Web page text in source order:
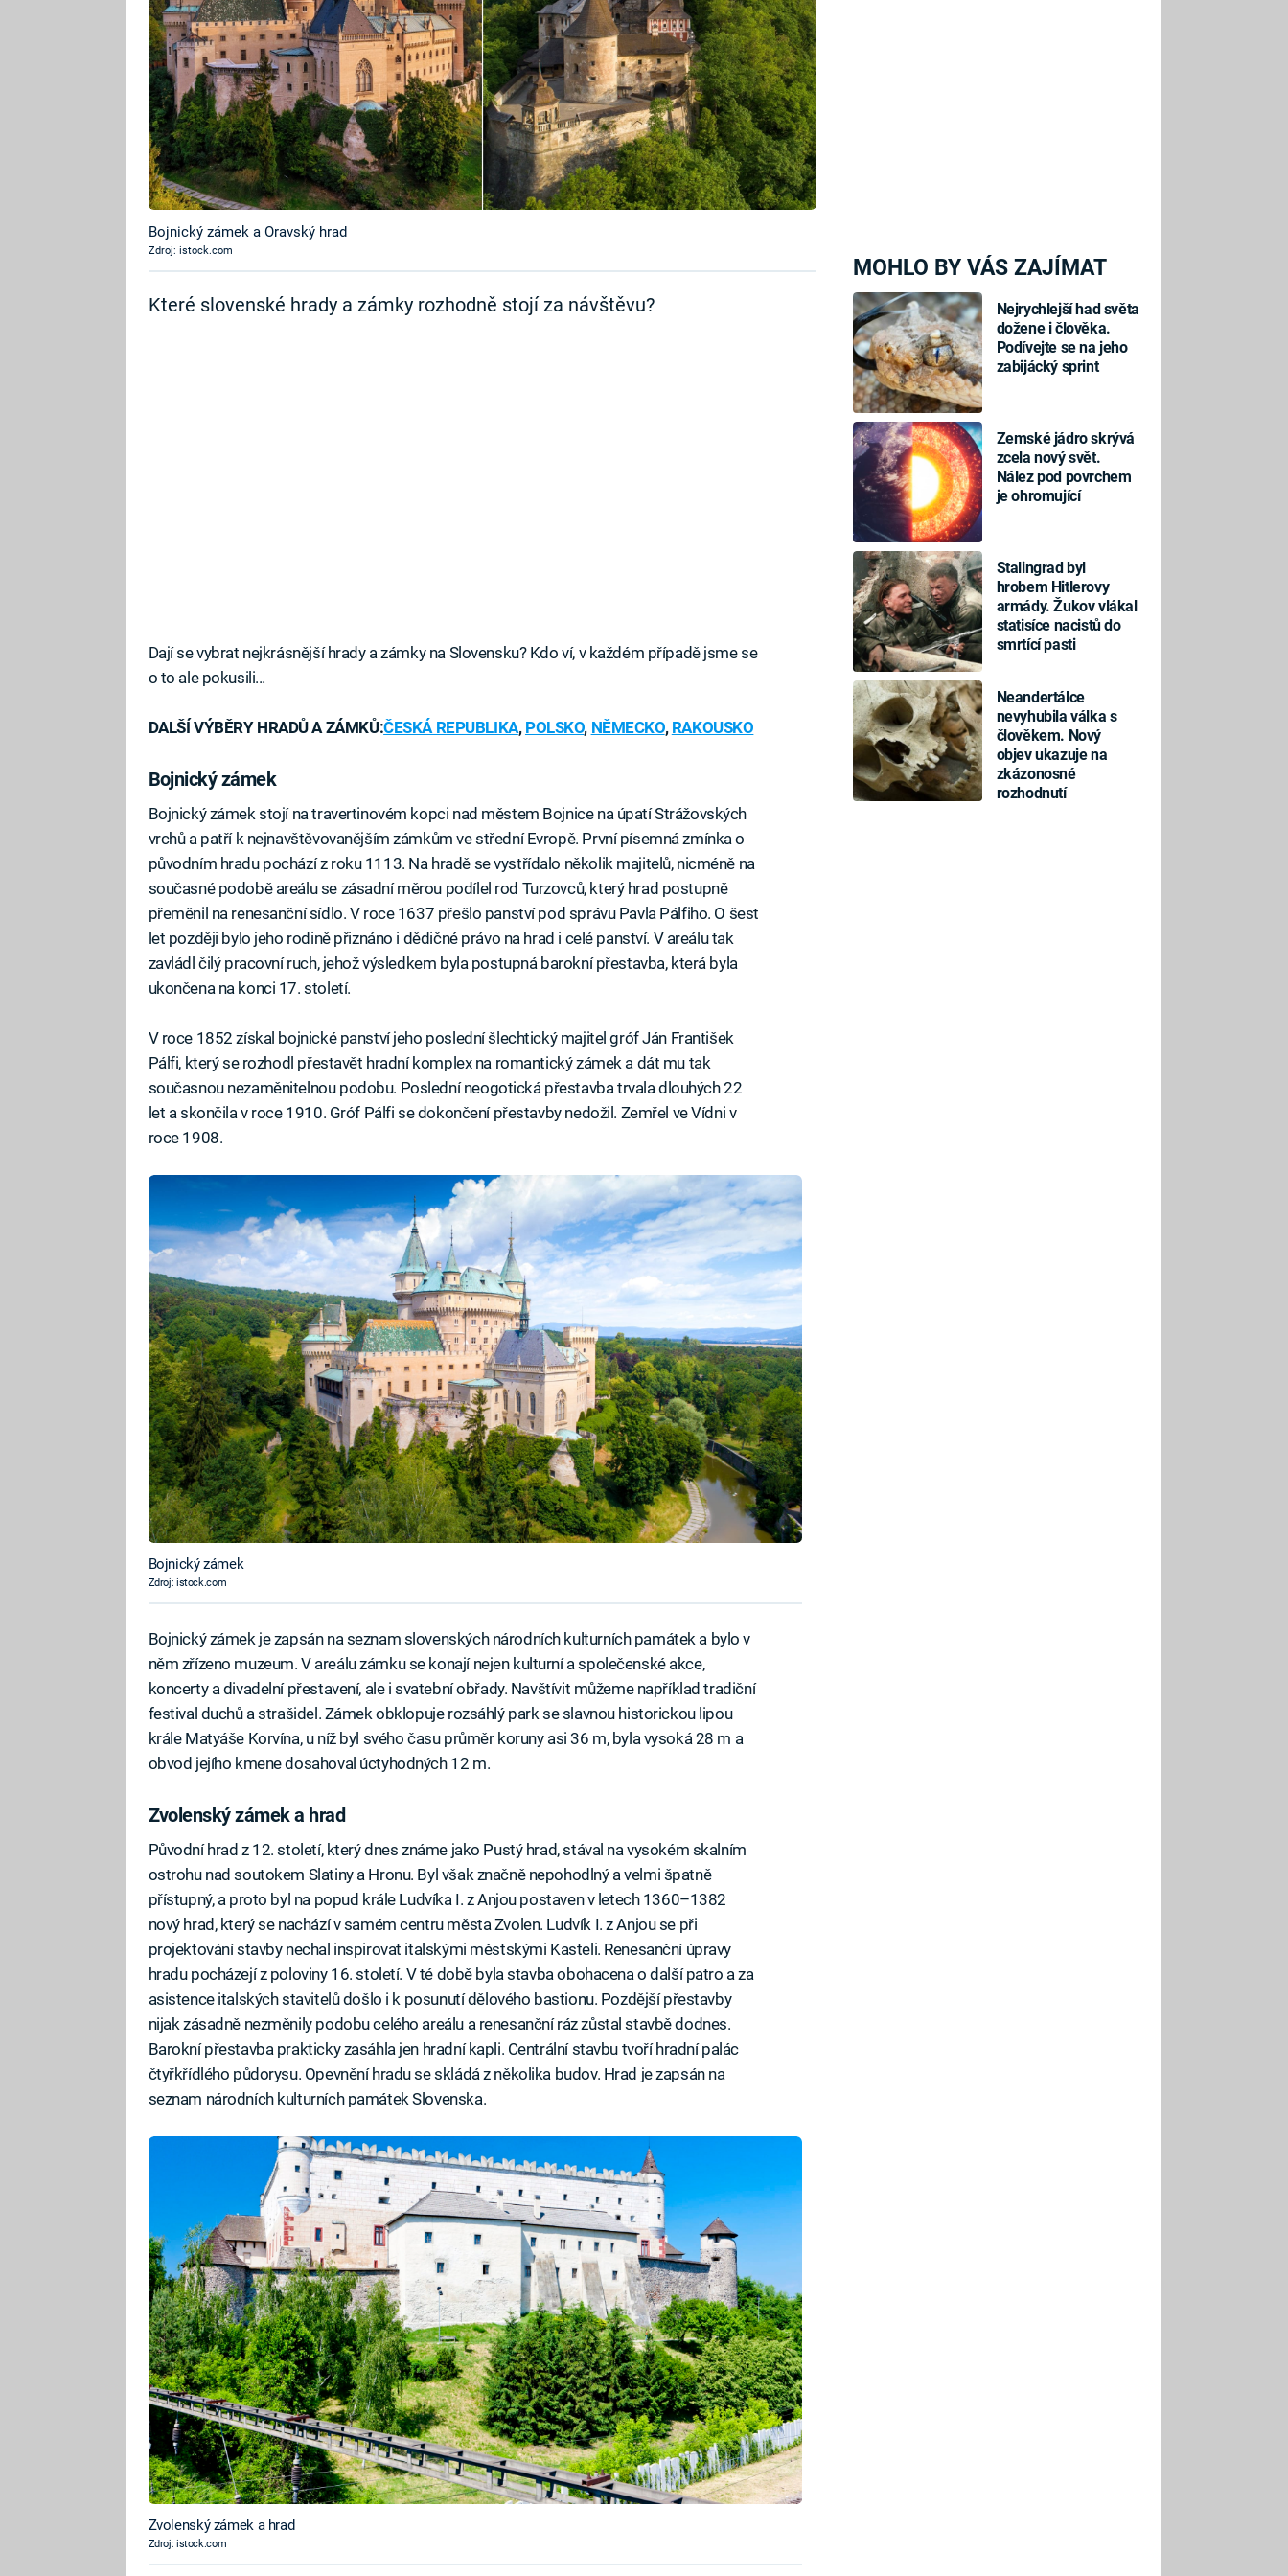
MOHLO BY VÁS ZAJÍMAT
Nejrychlejší had světa
dožene i člověka.
Podívejte se na jeho
zabijácký sprint
Zemské jádro skrývá
zcela nový svět.
Nález pod povrchem
je ohromující
Stalingrad byl
hrobem Hitlerovy
armády. Žukov vlákal
statisíce nacistů do
smrtící pasti
Neandertálce
nevyhubila válka s
člověkem. Nový
objev ukazuje na
zkázonosné
rozhodnutí
Bojnický zámek a Oravský hrad
Zdroj: istock.com
Které slovenské hrady a zámky rozhodně stojí za návštěvu?
Dají se vybrat nejkrásnější hrady a zámky na Slovensku? Kdo ví, v každém případě jsme se
o to ale pokusili...
DALŠÍ VÝBĚRY HRADŮ A ZÁMKŮ:ČESKÁ REPUBLIKA, POLSKO, NĚMECKO, RAKOUSKO
Bojnický zámek
Bojnický zámek stojí na travertinovém kopci nad městem Bojnice na úpatí Strážovských
vrchů a patří k nejnavštěvovanějším zámkům ve střední Evropě. První písemná zmínka o
původním hradu pochází z roku 1113. Na hradě se vystřídalo několik majitelů, nicméně na
současné podobě areálu se zásadní měrou podílel rod Turzovců, který hrad postupně
přeměnil na renesanční sídlo. V roce 1637 přešlo panství pod správu Pavla Pálfiho. O šest
let později bylo jeho rodině přiznáno i dědičné právo na hrad i celé panství. V areálu tak
zavládl čilý pracovní ruch, jehož výsledkem byla postupná barokní přestavba, která byla
ukončena na konci 17. století.
V roce 1852 získal bojnické panství jeho poslední šlechtický majitel gróf Ján František
Pálfi, který se rozhodl přestavět hradní komplex na romantický zámek a dát mu tak
současnou nezaměnitelnou podobu. Poslední neogotická přestavba trvala dlouhých 22
let a skončila v roce 1910. Gróf Pálfi se dokončení přestavby nedožil. Zemřel ve Vídni v
roce 1908.
Bojnický zámek
Zdroj: istock.com
Bojnický zámek je zapsán na seznam slovenských národních kulturních památek a bylo v
něm zřízeno muzeum. V areálu zámku se konají nejen kulturní a společenské akce,
koncerty a divadelní přestavení, ale i svatební obřady. Navštívit můžeme například tradiční
festival duchů a strašidel. Zámek obklopuje rozsáhlý park se slavnou historickou lipou
krále Matyáše Korvína, u níž byl svého času průměr koruny asi 36 m, byla vysoká 28 m a
obvod jejího kmene dosahoval úctyhodných 12 m.
Zvolenský zámek a hrad
Původní hrad z 12. století, který dnes známe jako Pustý hrad, stával na vysokém skalním
ostrohu nad soutokem Slatiny a Hronu. Byl však značně nepohodlný a velmi špatně
přístupný, a proto byl na popud krále Ludvíka I. z Anjou postaven v letech 1360–1382
nový hrad, který se nachází v samém centru města Zvolen. Ludvík I. z Anjou se při
projektování stavby nechal inspirovat italskými městskými Kasteli. Renesanční úpravy
hradu pocházejí z poloviny 16. století. V té době byla stavba obohacena o další patro a za
asistence italských stavitelů došlo i k posunutí dělového bastionu. Pozdější přestavby
nijak zásadně nezměnily podobu celého areálu a renesanční ráz zůstal stavbě dodnes.
Barokní přestavba prakticky zasáhla jen hradní kapli. Centrální stavbu tvoří hradní palác
čtyřkřídlého půdorysu. Opevnění hradu se skládá z několika budov. Hrad je zapsán na
seznam národních kulturních památek Slovenska.
Zvolenský zámek a hrad
Zdroj: istock.com